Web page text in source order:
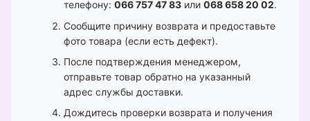
телефону: 066 757 47 83 или 068 658 20 02.
Сообщите причину возврата и предоставьте
фото товара (если есть дефект).
После подтверждения менеджером,
отправьте товар обратно на указанный
адрес службы доставки.
Дождитесь проверки возврата и получения